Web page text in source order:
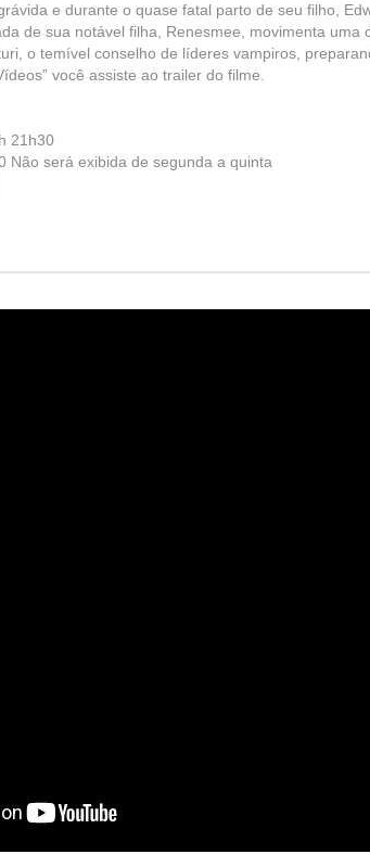
e durante o quase fatal parto de seu filho,
de sua notável filha, Renesmee, movimenta uma
o temível conselho de líderes vampiros,
você assiste ao trailer do filme.
21h30
Não será exibida de segunda a quinta